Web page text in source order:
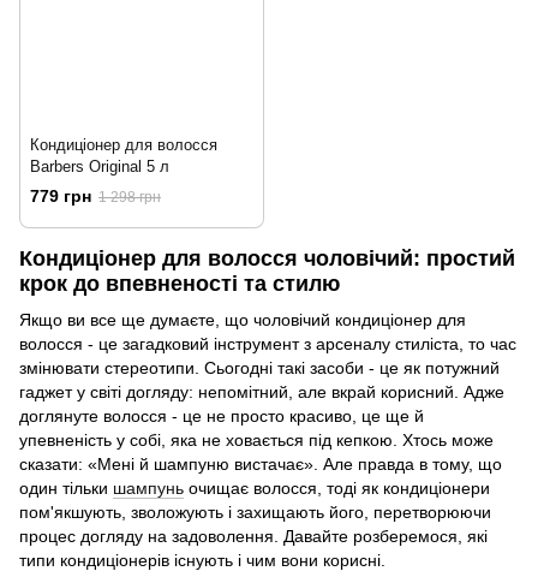
Кондиціонер для волосся
Barbers Original 5 л
779 грн 1 298 грн
Кондиціонер для волосся чоловічий: простий
крок до впевненості та стилю
Якщо ви все ще думаєте, що чоловічий кондиціонер для
волосся - це загадковий інструмент з арсеналу стиліста, то час
змінювати стереотипи. Сьогодні такі засоби - це як потужний
гаджет у світі догляду: непомітний, але вкрай корисний. Адже
доглянуте волосся - це не просто красиво, це ще й
упевненість у собі, яка не ховається під кепкою. Хтось може
сказати: «Мені й шампуню вистачає». Але правда в тому, що
один тільки шампунь очищає волосся, тоді як кондиціонери
пом'якшують, зволожують і захищають його, перетворюючи
процес догляду на задоволення. Давайте розберемося, які
типи кондиціонерів існують і чим вони корисні.